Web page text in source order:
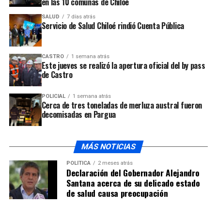
webwww.festivalmusicalchiloe.cly los canales de
televisión Canal el Sur y Décima TV
ARTÍCULOS RELACIONADOS:
UP NEXT
Museo Regional de Ancud informa el retorno a la
atención de público presencial
NO TE PIERDAS
Reflexiones en torno a la obra para Guitarra de
Fernando García
SALUD 7 días atrás
Servicio de Salud Chiloé rindió Cuenta Pública
CASTRO 1 semana atrás
Este jueves se realizó la apertura oficial del by pass
de Castro
POLICIAL 1 semana atrás
Cerca de tres toneladas de merluza austral fueron
decomisadas en Pargua
MÁS NOTICIAS
POLÍTICA 2 meses atrás
Declaración del Gobernador Alejandro
Santana acerca de su delicado estado
de salud causa preocupación